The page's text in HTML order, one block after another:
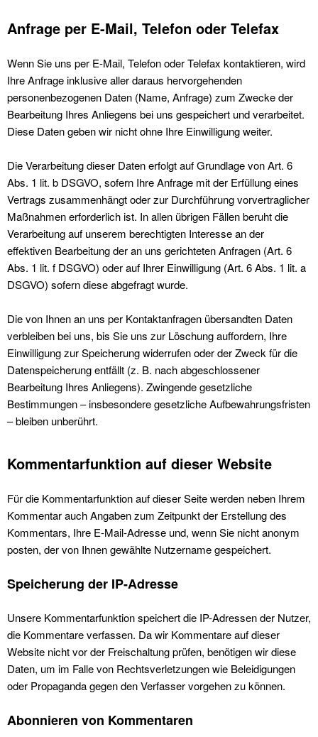
Anfrage per E-Mail, Telefon oder Telefax
Wenn Sie uns per E-Mail, Telefon oder Telefax kontaktieren, wird
Ihre Anfrage inklusive aller daraus hervorgehenden
personenbezogenen Daten (Name, Anfrage) zum Zwecke der
Bearbeitung Ihres Anliegens bei uns gespeichert und verarbeitet.
Diese Daten geben wir nicht ohne Ihre Einwilligung weiter.
Die Verarbeitung dieser Daten erfolgt auf Grundlage von Art. 6
Abs. 1 lit. b DSGVO, sofern Ihre Anfrage mit der Erfüllung eines
Vertrags zusammenhängt oder zur Durchführung vorvertraglicher
Maßnahmen erforderlich ist. In allen übrigen Fällen beruht die
Verarbeitung auf unserem berechtigten Interesse an der
effektiven Bearbeitung der an uns gerichteten Anfragen (Art. 6
Abs. 1 lit. f DSGVO) oder auf Ihrer Einwilligung (Art. 6 Abs. 1 lit. a
DSGVO) sofern diese abgefragt wurde.
Die von Ihnen an uns per Kontaktanfragen übersandten Daten
verbleiben bei uns, bis Sie uns zur Löschung auffordern, Ihre
Einwilligung zur Speicherung widerrufen oder der Zweck für die
Datenspeicherung entfällt (z. B. nach abgeschlossener
Bearbeitung Ihres Anliegens). Zwingende gesetzliche
Bestimmungen – insbesondere gesetzliche Aufbewahrungsfristen
– bleiben unberührt.
Kommentar­funktion auf dieser Website
Für die Kommentarfunktion auf dieser Seite werden neben Ihrem
Kommentar auch Angaben zum Zeitpunkt der Erstellung des
Kommentars, Ihre E-Mail-Adresse und, wenn Sie nicht anonym
posten, der von Ihnen gewählte Nutzername gespeichert.
Speicherung der IP-Adresse
Unsere Kommentarfunktion speichert die IP-Adressen der Nutzer,
die Kommentare verfassen. Da wir Kommentare auf dieser
Website nicht vor der Freischaltung prüfen, benötigen wir diese
Daten, um im Falle von Rechtsverletzungen wie Beleidigungen
oder Propaganda gegen den Verfasser vorgehen zu können.
Abonnieren von Kommentaren